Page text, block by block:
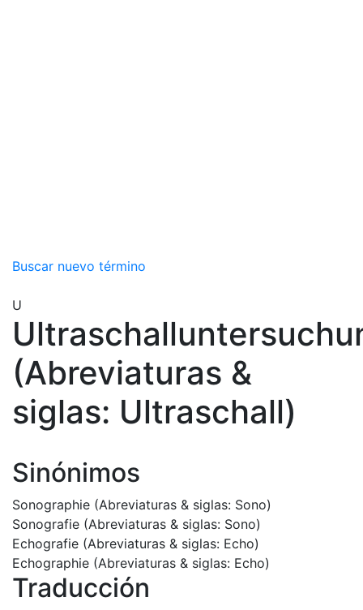
Buscar nuevo término
U
(Abreviaturas &
siglas: Ultraschall)
Sinónimos
Sonographie (Abreviaturas & siglas: Sono)
Sonografie (Abreviaturas & siglas: Sono)
Echografie (Abreviaturas & siglas: Echo)
Echographie (Abreviaturas & siglas: Echo)
Traducción